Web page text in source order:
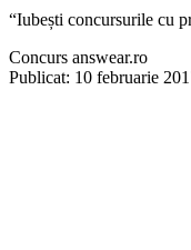
“Iubești concursurile cu
Concurs answear.ro
Publicat: 10 februarie